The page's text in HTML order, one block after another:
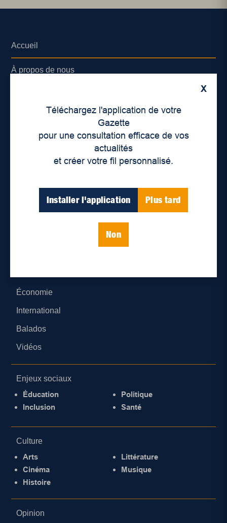
X
Téléchargez l'application de votre
Gazette
pour une consultation efficace de vos
actualités
et créer votre fil personnalisé.
Installer l'application Plus tard
Non
Accueil
À propos de nous
Lieux de distribution
Économie
International
Balados
Vidéos
Enjeux sociaux
Éducation
Inclusion
Politique
Santé
Culture
Arts
Cinéma
Histoire
Littérature
Musique
Opinion